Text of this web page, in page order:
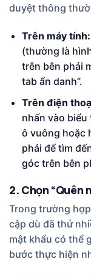
duyệt thông
Trên máy tính:
(thường là
trên bên phải
tab ẩn danh”.
Trên điện
nhấn vào
ô vuông hoặc
phải để tìm
góc trên bên
2. Chọn “Quên
Trong trường
cập dù đã thử
mật khẩu có thể
bước thực hiện